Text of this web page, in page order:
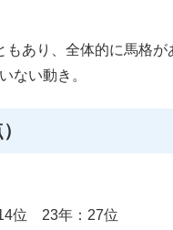
もあり、全体的に馬格が
ない動き。
位 23年：27位